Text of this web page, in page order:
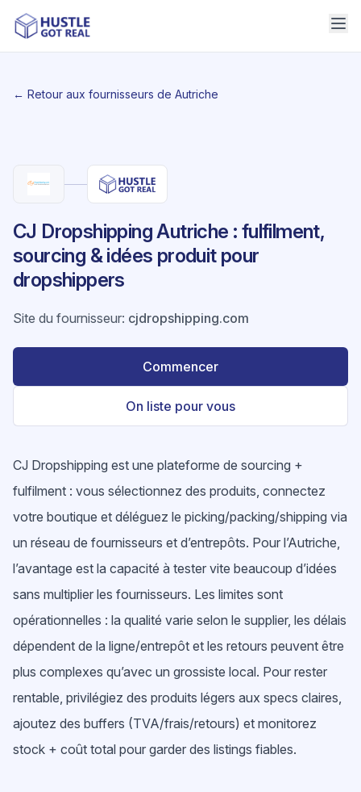
← Retour aux fournisseurs de Autriche
CJ Dropshipping Autriche : fulfilment,
sourcing & idées produit pour
dropshippers
Site du fournisseur: cjdropshipping.com
Commencer
On liste pour vous
CJ Dropshipping est une plateforme de sourcing +
fulfilment : vous sélectionnez des produits, connectez
votre boutique et déléguez le picking/packing/shipping via
un réseau de fournisseurs et d’entrepôts. Pour l’Autriche,
l’avantage est la capacité à tester vite beaucoup d’idées
sans multiplier les fournisseurs. Les limites sont
opérationnelles : la qualité varie selon le supplier, les délais
dépendent de la ligne/entrepôt et les retours peuvent être
plus complexes qu’avec un grossiste local. Pour rester
rentable, privilégiez des produits légers aux specs claires,
ajoutez des buffers (TVA/frais/retours) et monitorez
stock + coût total pour garder des listings fiables.